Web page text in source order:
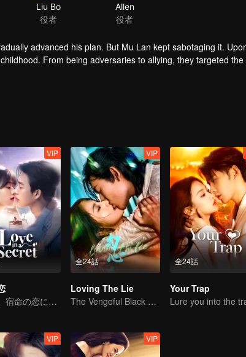
Liu Bo
役者
Allen
役者
advanced his plan. But Mu Lan kept sabotaging it.
From being adversaries to allying, they targeted the
VIP
姚冠宇、宿命の恋に揺れる
全24話
VIP
Loving The Lie
The Vengeful Black Lotus Falls for the Rogue Young Master
全24話
Your Trap
VIP VIP